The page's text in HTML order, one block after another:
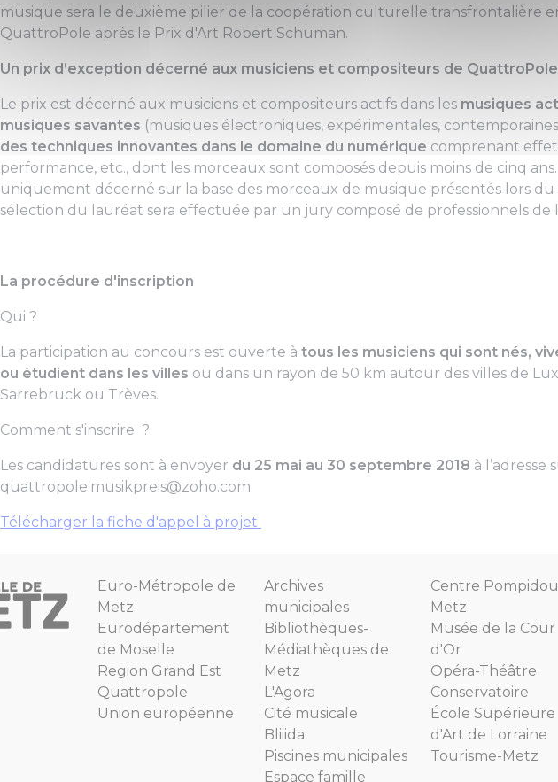
musique sera le deuxième pilier de la coopération culturelle transfrontalière
QuattroPole après le Prix d'Art Robert Schuman.
Un prix d’exception décerné aux musiciens et compositeurs de QuattroPole
Le prix est décerné aux musiciens et compositeurs actifs dans les musiques
musiques savantes (musiques électroniques, expérimentales,
des techniques innovantes dans le domaine du numérique comprenant
performance, etc., dont les morceaux sont composés depuis moins de cinq
uniquement décerné sur la base des morceaux de musique présentés lors du
sélection du lauréat sera effectuée par un jury composé de professionnels de
La procédure d'inscription
Qui ?
La participation au concours est ouverte à tous les musiciens qui sont nés,
ou étudient dans les villes ou dans un rayon de 50 km autour des villes de
Sarrebruck ou Trèves.
Comment s'inscrire ?
Les candidatures sont à envoyer du 25 mai au 30 septembre 2018 à l’adresse
quattropole.musikpreis@zoho.com
Télécharger la fiche d'appel à projet
Euro-Métropole de
Metz
Eurodépartement
de Moselle
Region Grand Est
Quattropole
Union européenne
Archives
municipales
Bibliothèques-
Médiathèques de
Metz
L'Agora
Cité musicale
Bliiida
Piscines municipales
Espace famille
Centre
Metz
Musée de la Cour
d'Or
Opéra-Théâtre
Conservatoire
École Supérieure
d'Art de Lorraine
Tourisme-Metz